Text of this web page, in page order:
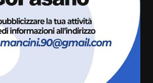
7 Agosto 2026 06:00
Grande successo per la “Sagra
del Pesce Spada” a Savelletri
9 Agosto 2026 07:32